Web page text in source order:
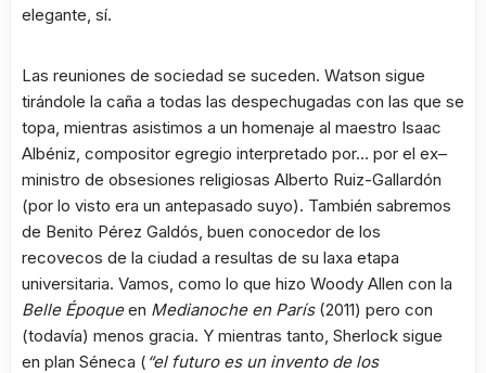
elegante, sí.
Las reuniones de sociedad se suceden. Watson sigue
tirándole la caña a todas las despechugadas con las que se
topa, mientras asistimos a un homenaje al maestro Isaac
Albéniz, compositor egregio interpretado por… por el ex–
ministro de obsesiones religiosas Alberto Ruiz-Gallardón
(por lo visto era un antepasado suyo). También sabremos
de Benito Pérez Galdós, buen conocedor de los
recovecos de la ciudad a resultas de su laxa etapa
universitaria. Vamos, como lo que hizo Woody Allen con la
Belle Époqueen Medianoche en París(2011) pero con
(todavía) menos gracia. Y mientras tanto, Sherlock sigue
en plan Séneca ( “el futuro es un invento de los